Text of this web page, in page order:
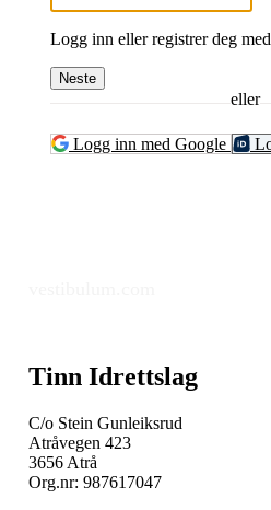
Logg inn eller registrer deg
Neste
eller
Logg inn med Google
Tinn Idrettslag
C/o Stein Gunleiksrud
Atråvegen 423
3656 Atrå
Org.nr: 987617047